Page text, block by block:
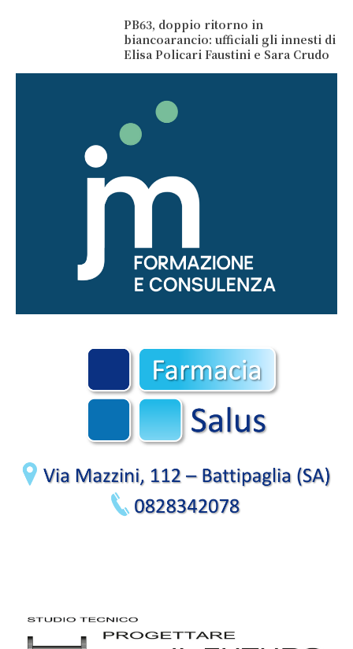
PB63, doppio ritorno in
biancoarancio: ufficiali gli innesti di
Elisa Policari Faustini e Sara Crudo